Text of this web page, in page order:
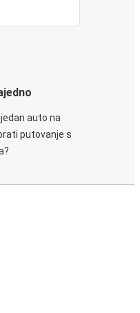
auto na
putovanje s